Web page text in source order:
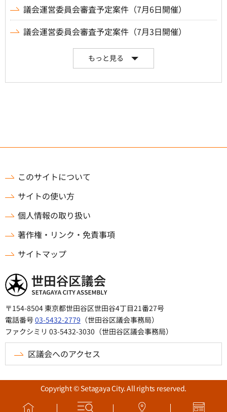
議会運営委員会審査予定案件（7月6日開催）
議会運営委員会審査予定案件（7月3日開催）
もっと見る
このサイトについて
サイトの使い方
個人情報の取り扱い
著作権・リンク・免責事項
サイトマップ
世田谷区議会
〒154-8504 東京都世田谷区世田谷4丁目21番27号
電話番号03-5432-2779 （世田谷区議会事務局）
ファクシミリ 03-5432-3030（世田谷区議会事務局）
区議会へのアクセス
Copyright © Setagaya City. All rights reserved.